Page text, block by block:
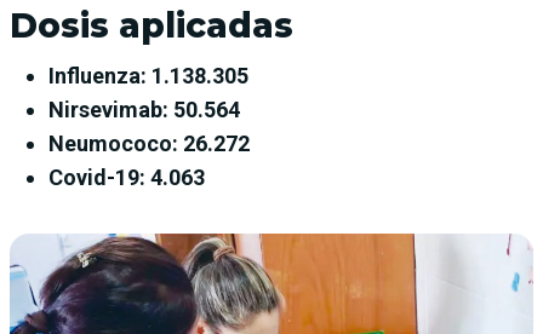
Dosis aplicadas
Influenza: 1.138.305
Nirsevimab: 50.564
Neumococo: 26.272
Covid-19: 4.063